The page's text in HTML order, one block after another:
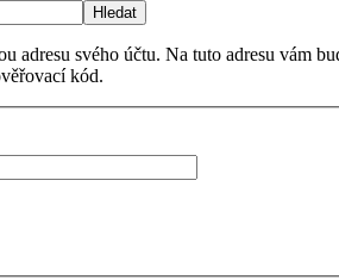
Hledat
adresu svého účtu. Na tuto adresu vám
kód.